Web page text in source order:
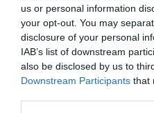
us or personal information
your opt-out. You may
disclosure of your personal
IAB’s list of downstream
also be disclosed by us to
Downstream Participants that